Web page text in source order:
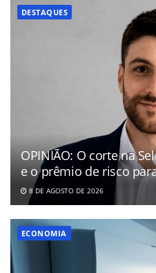
DESTAQUES
OPINIÃO: O corte na
e o prêmio de risco
8 DE AGOSTO DE 2026
ECONOMIA